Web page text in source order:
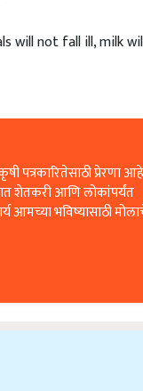
will not fall ill, milk
पत्रकारितेसाठी प्रेरणा
शेतकरी आणि लोकांपर्यंत
आमच्या भविष्यासाठी